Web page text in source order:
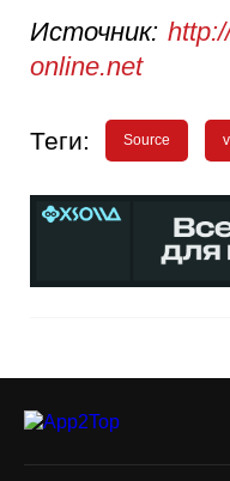
Источник:
online.net
Теги: Source